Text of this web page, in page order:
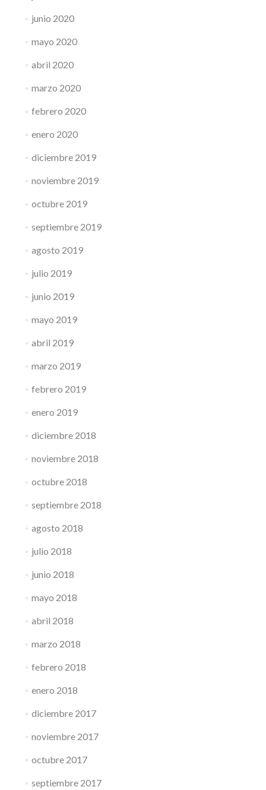
junio 2020
mayo 2020
abril 2020
marzo 2020
febrero 2020
enero 2020
diciembre 2019
noviembre 2019
octubre 2019
septiembre 2019
agosto 2019
julio 2019
junio 2019
mayo 2019
abril 2019
marzo 2019
febrero 2019
enero 2019
diciembre 2018
noviembre 2018
octubre 2018
septiembre 2018
agosto 2018
julio 2018
junio 2018
mayo 2018
abril 2018
marzo 2018
febrero 2018
enero 2018
diciembre 2017
noviembre 2017
octubre 2017
septiembre 2017